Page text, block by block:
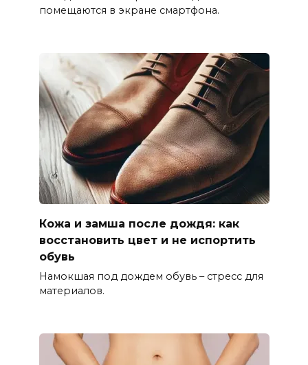
помещаются в экране смартфона.
Кожа и замша после дождя: как
восстановить цвет и не испортить
обувь
Намокшая под дождем обувь – стресс для
материалов.